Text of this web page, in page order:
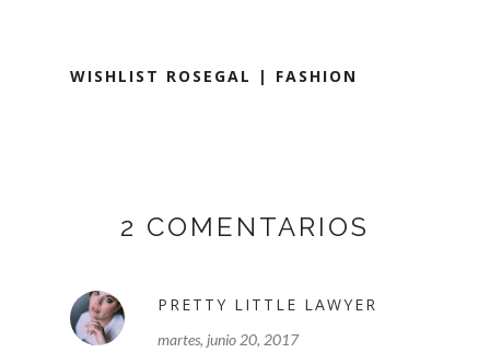
WISHLIST ROSEGAL | FASHION
2 COMENTARIOS
PRETTY LITTLE LAWYER
martes, junio 20, 2017